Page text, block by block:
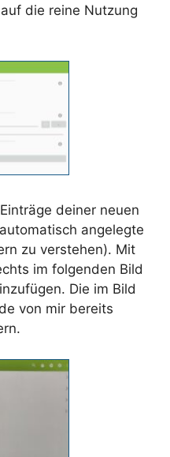
die reine Nutzung
deiner neuen
angelegte
zu verstehen). Mit
im folgenden Bild
Die im Bild
von mir bereits